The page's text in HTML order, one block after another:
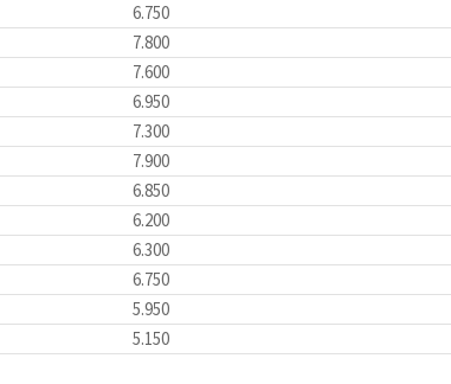
6.750
7.800
7.600
6.950
7.300
7.900
6.850
6.200
6.300
6.750
5.950
5.150